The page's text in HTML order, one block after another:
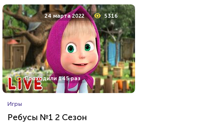
24 марта 2022 5316
Проходили 145 раз
Игры
Ребусы №1 2 Сезон